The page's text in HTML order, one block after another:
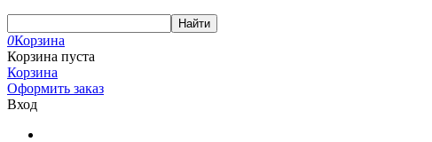
Найти
0Корзина
Корзина пуста
Корзина
Оформить заказ
Вход